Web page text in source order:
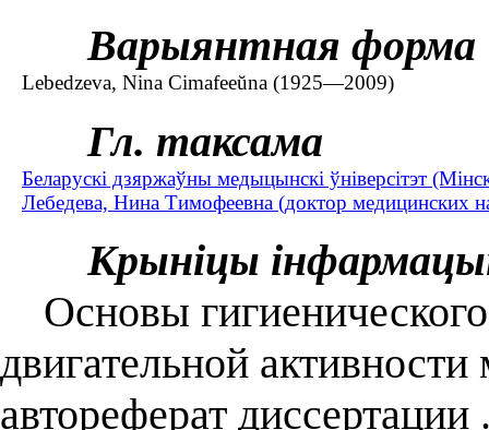
Варыянтная форма
Lebedzeva, Nіna Cіmafeeŭna (1925—2009)
Гл. таксама
Беларускі дзяржаўны медыцынскі ўніверсітэт
Лебедева, Нина Тимофеевна (доктор медицинских
Крыніцы
Основы
двигательной
автореферат